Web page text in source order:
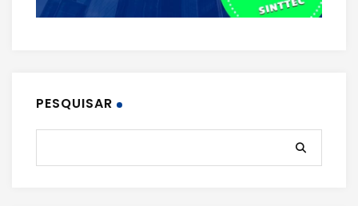
PESQUISAR